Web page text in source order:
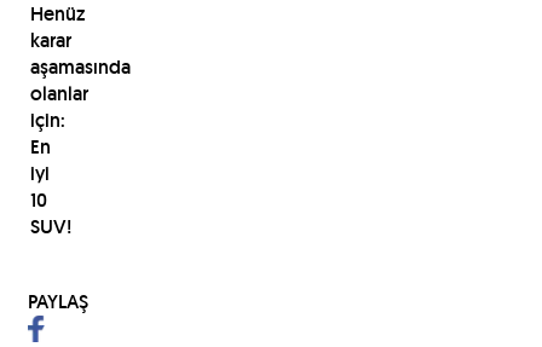
Henüz
karar
aşamasında
olanlar
için:
En
iyi
10
SUV!
PAYLAŞ